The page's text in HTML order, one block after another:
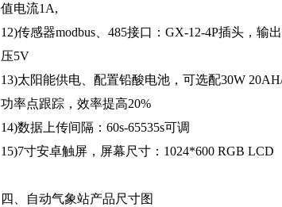
值电流1A,
12)传感器modbus、485接口：GX-12-4P插头，
压5V
13)太阳能供电、配置铅酸电池，可选配30W
功率点跟踪，效率提高20%
14)数据上传间隔：60s-65535s可调
15)7寸安卓触屏，屏幕尺寸：1024*600 RGB LCD
四、自动气象站产品尺寸图